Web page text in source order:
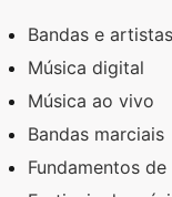
Bandas e artistas
Música digital
Música ao vivo
Bandas marciais
Fundamentos de